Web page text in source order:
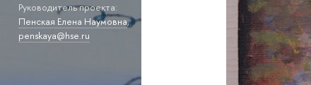
Руководитель проекта:
Пенская Елена Наумовна,
penskaya@hse.ru